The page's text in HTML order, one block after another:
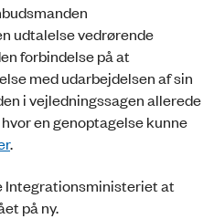
udtalelse vedrørende
forbindelse på at
med udarbejdelsen af sin
i vejledningssagen allerede
en genoptagelse kunne
.
Integrationsministeriet at
på ny.